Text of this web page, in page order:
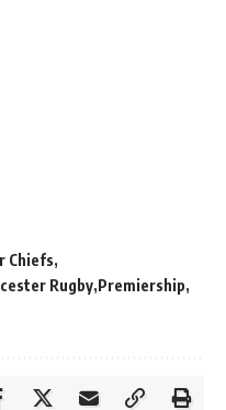
Chiefs
Rugby Premiership